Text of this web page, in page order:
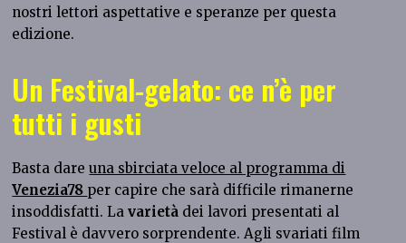
nostri lettori aspettative e speranze per questa
edizione.
Un Festival-gelato: ce n’è per
tutti i gusti
Basta dareuna sbirciata veloce al programma di
Venezia78 per capire che sarà difficile rimanerne
insoddisfatti. Lavarietà dei lavori presentati al
Festival è davvero sorprendente. Agli svariati film